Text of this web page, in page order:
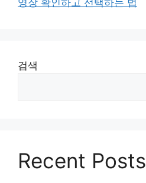
검색
Recent Posts